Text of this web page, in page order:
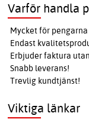
Varför handla
Mycket för
Endast
Erbjuder faktura
Snabb leverans!
Trevlig kundtjänst!
Viktiga länkar